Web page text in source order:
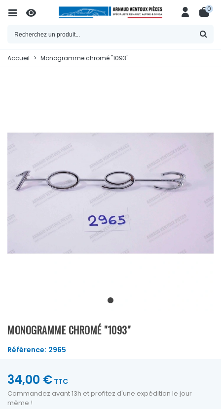
0
Accueil > Monogramme chromé "1093"
MONOGRAMME CHROMÉ "1093"
Référence: 2965
34,00 € TTC
Commandez avant 13h et profitez d'une expédition le jour
même !